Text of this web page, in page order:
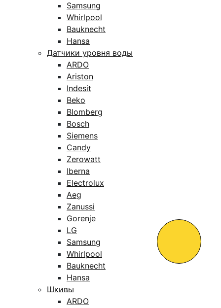
Samsung
Whirlpool
Bauknecht
Hansa
Датчики уровня воды
ARDO
Ariston
Indesit
Beko
Blomberg
Bosch
Siemens
Candy
Zerowatt
Iberna
Electrolux
Aeg
Zanussi
Gorenje
LG
Samsung
Whirlpool
Bauknecht
Hansa
Шкивы
ARDO